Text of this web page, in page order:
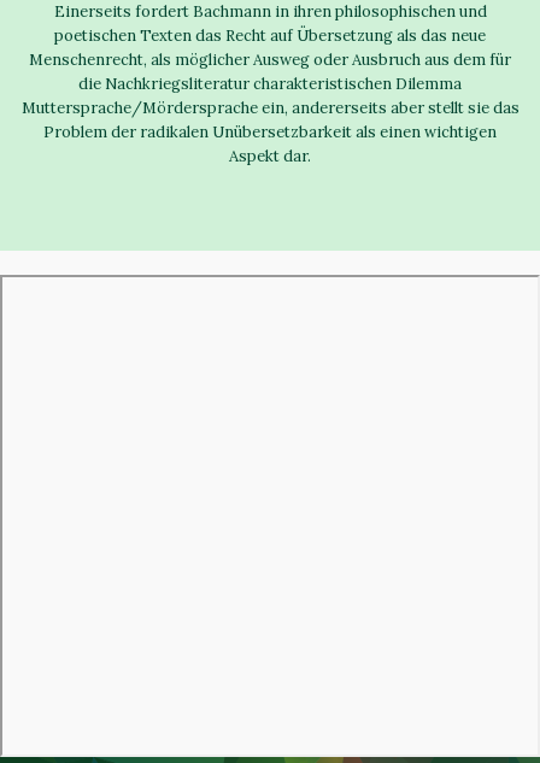
Einerseits fordert Bachmann in ihren philosophischen und
poetischen Texten das Recht auf Übersetzung als das neue
Menschenrecht, als möglicher Ausweg oder Ausbruch aus dem für
die Nachkriegsliteratur charakteristischen Dilemma
Muttersprache/Mördersprache ein, andererseits aber stellt sie das
Problem der radikalen Unübersetzbarkeit als einen wichtigen
Aspekt dar.